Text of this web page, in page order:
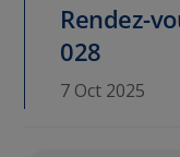
Rendez-
028
7 Oct 2025